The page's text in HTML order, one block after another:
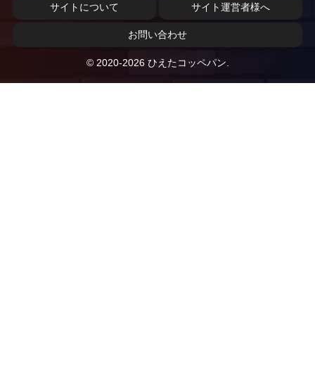
サイトについて サイト運営者様へ
お問い合わせ
© 2020-2026 ひえたコッペパン.